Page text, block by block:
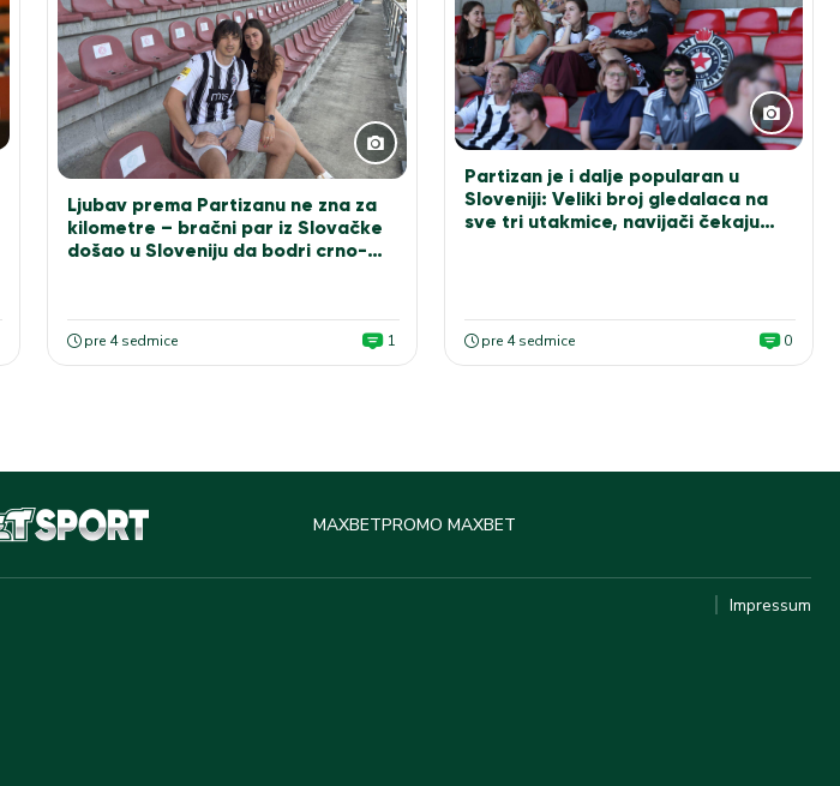
Ljubav prema Partizanu ne zna za
kilometre – bračni par iz Slovačke
došao u Sloveniju da bodri crno-
pre 4 sedmice 1
Partizan je i dalje popularan u
Sloveniji: Veliki broj gledalaca na
sve tri utakmice, navijači čekaju
pre 4 sedmice 0
MAXBETPROMO MAXBET
Impressum